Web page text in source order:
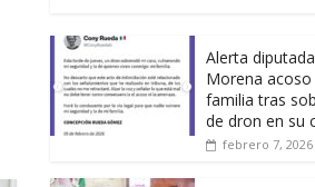
Alerta
Morena acoso
familia tras
de dron en su
febrero 7, 2026